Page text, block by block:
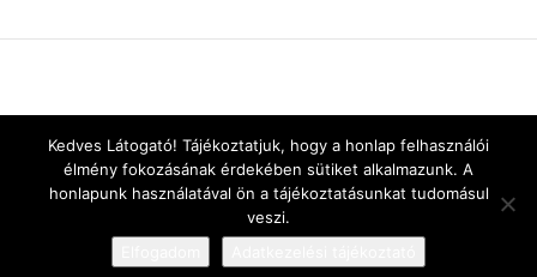
Kedves Látogató! Tájékoztatjuk, hogy a honlap felhasználói
élmény fokozásának érdekében sütiket alkalmazunk. A
honlapunk használatával ön a tájékoztatásunkat tudomásul
veszi.